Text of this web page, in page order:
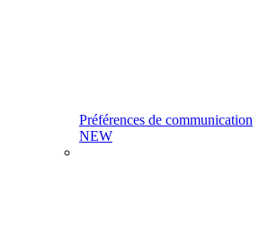
Préférences de communication
NEW